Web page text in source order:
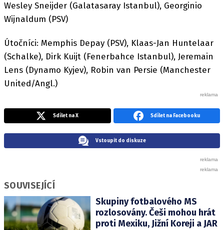
Wesley Sneijder (Galatasaray Istanbul), Georginio
Wijnaldum (PSV)
Útočníci: Memphis Depay (PSV), Klaas-Jan Huntelaar
(Schalke), Dirk Kuijt (Fenerbahce Istanbul), Jeremain
Lens (Dynamo Kyjev), Robin van Persie (Manchester
United/Angl.)
Sdílet na X Sdílet na Facebooku
Vstoupit do diskuze
SOUVISEJÍCÍ
Skupiny fotbalového MS
rozlosovány. Češi mohou hrát
proti Mexiku, Jižní Koreji a JAR